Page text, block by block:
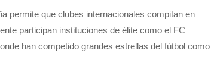
permite que clubes internacionales compitan en
participan instituciones de élite como el FC
han competido grandes estrellas del fútbol como